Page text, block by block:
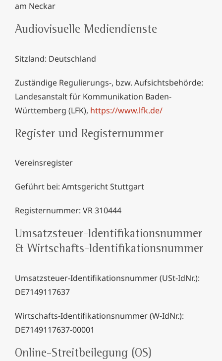
am Neckar
Audiovisuelle Mediendienste
Sitzland: Deutschland
Zuständige Regulierungs-, bzw. Aufsichtsbehörde:
Landesanstalt für Kommunikation Baden-
Württemberg (LFK), https://www.lfk.de/
Register und Registernummer
Vereinsregister
Geführt bei: Amtsgericht Stuttgart
Registernummer: VR 310444
Umsatzsteuer-Identifikationsnummer
& Wirtschafts-Identifikationsnummer
Umsatzsteuer-Identifikationsnummer (USt-IdNr.):
DE7149117637
Wirtschafts-Identifikationsnummer (W-IdNr.):
DE7149117637-00001
Online-Streitbeilegung (OS)